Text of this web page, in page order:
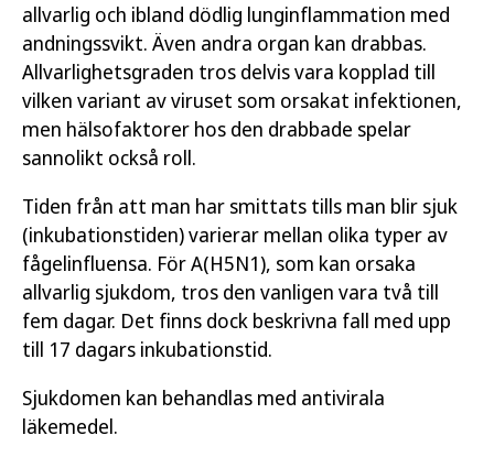
allvarlig och ibland dödlig lunginflammation med
andningssvikt. Även andra organ kan drabbas.
Allvarlighetsgraden tros delvis vara kopplad till
vilken variant av viruset som orsakat infektionen,
men hälsofaktorer hos den drabbade spelar
sannolikt också roll.
Tiden från att man har smittats tills man blir sjuk
(inkubationstiden) varierar mellan olika typer av
fågelinfluensa. För A(H5N1), som kan orsaka
allvarlig sjukdom, tros den vanligen vara två till
fem dagar. Det finns dock beskrivna fall med upp
till 17 dagars inkubationstid.
Sjukdomen kan behandlas med antivirala
läkemedel.